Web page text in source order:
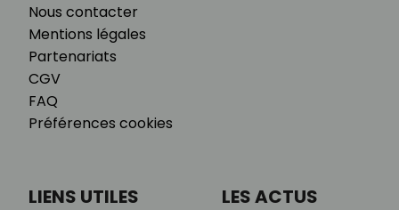
Nous contacter
Mentions légales
Partenariats
CGV
FAQ
Préférences cookies
LIENS UTILES LES ACTUS